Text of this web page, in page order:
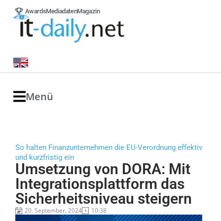
AwardsMediadatenMagazin
Menü
So halten Finanzunternehmen die EU-Verordnung effektiv
und kurzfristig ein
Umsetzung von DORA: Mit
Integrationsplattform das
Sicherheitsniveau steigern
20. September, 2024 10:38